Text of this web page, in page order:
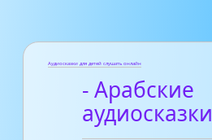
Аудиосказки для детей слушать онлайн
- Арабские
аудиосказки